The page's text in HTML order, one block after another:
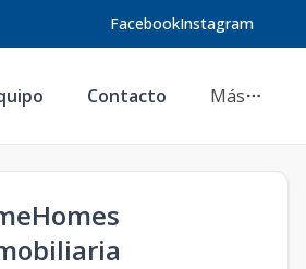
FacebookInstagram
Contacto Más